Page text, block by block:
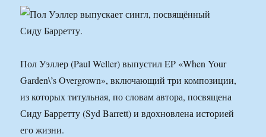
Пол Уэллер (Paul Weller) выпустил EP «When Your
Garden\’s Overgrown», включающий три композиции,
из которых титульная, по словам автора, посвящена
Сиду Барретту (Syd Barrett) и вдохновлена историей
его жизни.